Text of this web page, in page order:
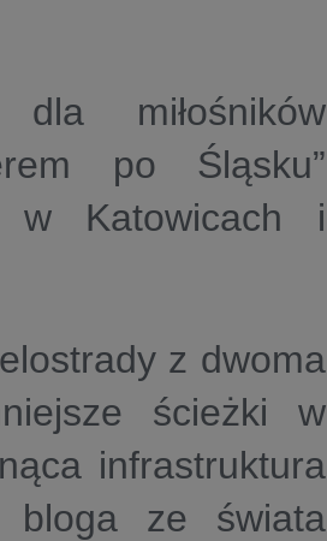
miłośników
po Śląsku”
w Katowicach i
z dwoma
ścieżki w
infrastruktura
bloga ze świata